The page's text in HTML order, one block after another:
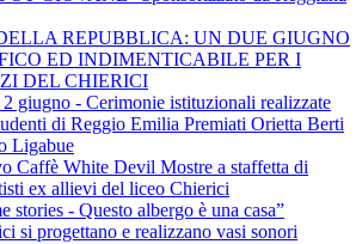
REPUBBLICA: UN DUE GIUGNO
ED INDIMENTICABILE PER I
DEL CHIERICI
2 giugno - Cerimonie istituzionali realizzate
di Reggio Emilia Premiati Orietta Berti
Ligabue
Caffè White Devil Mostre a staffetta di
ex allievi del liceo Chierici
stories - Questo albergo è una casa”
si progettano e realizzano vasi sonori